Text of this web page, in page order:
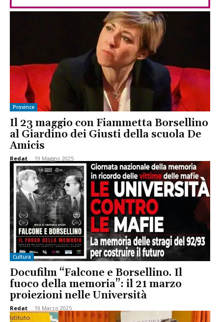
Province
Il 23 maggio con Fiammetta Borsellino
al Giardino dei Giusti della scuola De
Amicis
Redat - 19 Maggio 2025
Cultura
Docufilm “Falcone e Borsellino. Il
fuoco della memoria”: il 21 marzo
proiezioni nelle Università
Redat - 19 Marzo 2025